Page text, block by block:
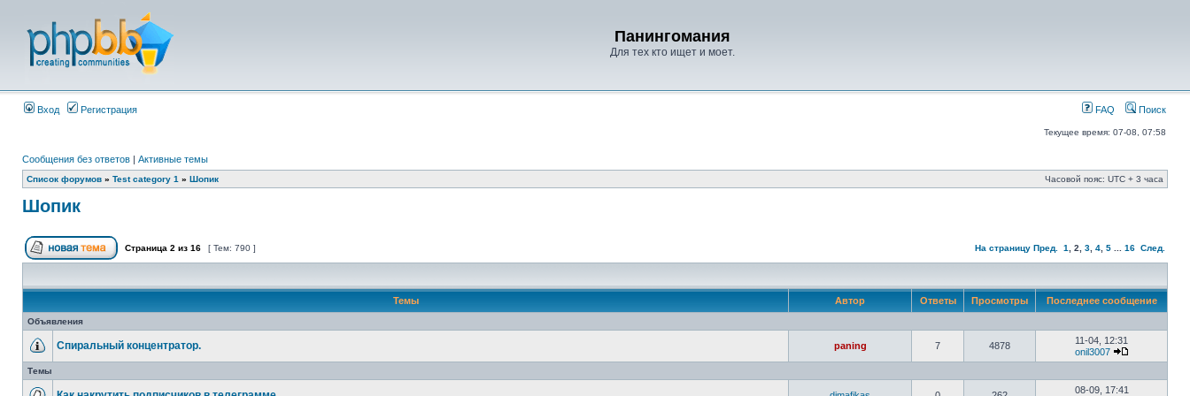
Панингомания
Для тех кто ищет и моет.
Вход Регистрация FAQ Поиск
Текущее время: 07-08, 07:58
Сообщения без ответов | Активные темы
Список форумов » Test category 1 » Шопик Часовой пояс: UTC + 3 часа
Шопик
Страница 2 из 16 [ Тем: 790 ] На страницу Пред. 1 2 3 4 5 16 След.
Темы Автор Ответы Просмотры Последнее сообщение
Объявления
Спиральный концентратор. paning 7 4878
11-04, 12:31
onil3007
Темы
08-09, 17:41